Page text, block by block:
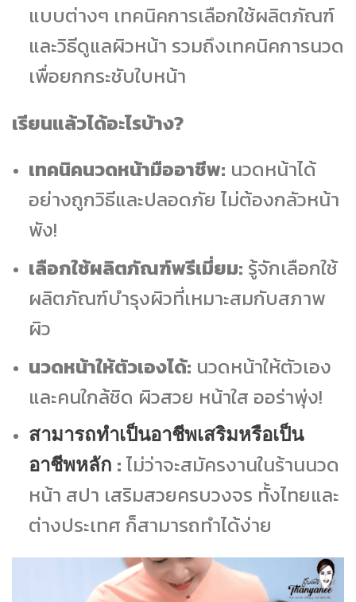
แบบต่างๆ เทคนิคการเลือกใช้ผลิตภัณฑ์
และวิธีดูแลผิวหน้า รวมถึงเทคนิคการนวด
เพื่อยกกระชับใบหน้า
เรียนแล้วได้อะไรบ้าง?
เทคนิคนวดหน้ามืออาชีพ: นวดหน้าได้
อย่างถูกวิธีและปลอดภัย ไม่ต้องกลัวหน้า
พัง!
เลือกใช้ผลิตภัณฑ์พรีเมี่ยม: รู้จักเลือกใช้
ผลิตภัณฑ์บำรุงผิวที่เหมาะสมกับสภาพ
ผิว
นวดหน้าให้ตัวเองได้: นวดหน้าให้ตัวเอง
และคนใกล้ชิด ผิวสวย หน้าใส ออร่าพุ่ง!
สามารถทำเป็นอาชีพเสริมหรือเป็น
อาชีพหลัก : ไม่ว่าจะสมัครงานในร้านนวด
หน้า สปา เสริมสวยครบวงจร ทั้งไทยและ
ต่างประเทศ ก็สามารถทำได้ง่าย